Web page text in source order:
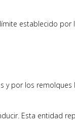
establecido por
y por los remolques
Esta entidad